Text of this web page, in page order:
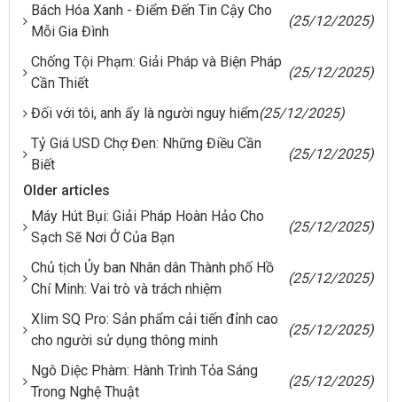
Bách Hóa Xanh - Điểm Đến Tin Cậy Cho
Mỗi Gia Đình
(25/12/2025)
Chống Tội Phạm: Giải Pháp và Biện Pháp
Cần Thiết
(25/12/2025)
Đối với tôi, anh ấy là người nguy hiểm(25/12/2025)
Tỷ Giá USD Chợ Đen: Những Điều Cần
Biết
(25/12/2025)
Older articles
Máy Hút Bụi: Giải Pháp Hoàn Hảo Cho
Sạch Sẽ Nơi Ở Của Bạn
(25/12/2025)
Chủ tịch Ủy ban Nhân dân Thành phố Hồ
Chí Minh: Vai trò và trách nhiệm
(25/12/2025)
Xlim SQ Pro: Sản phẩm cải tiến đỉnh cao
cho người sử dụng thông minh
(25/12/2025)
Ngô Diệc Phàm: Hành Trình Tỏa Sáng
Trong Nghệ Thuật
(25/12/2025)